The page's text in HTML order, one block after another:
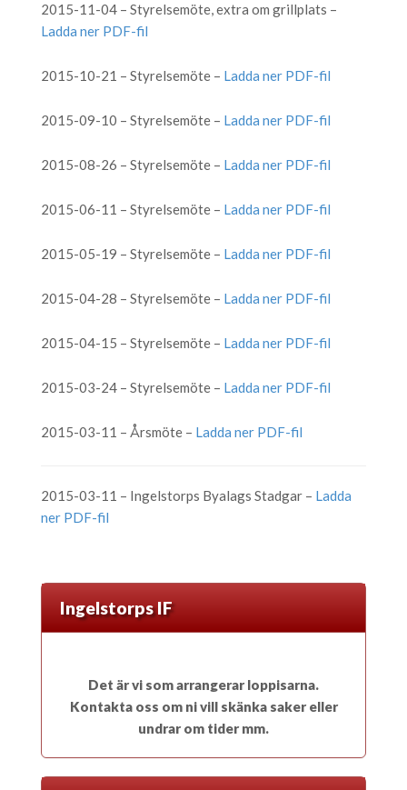
2015-11-04 – Styrelsemöte, extra om grillplats –
Ladda ner PDF-fil
2015-10-21 – Styrelsemöte – Ladda ner PDF-fil
2015-09-10 – Styrelsemöte – Ladda ner PDF-fil
2015-08-26 – Styrelsemöte – Ladda ner PDF-fil
2015-06-11 – Styrelsemöte – Ladda ner PDF-fil
2015-05-19 – Styrelsemöte – Ladda ner PDF-fil
2015-04-28 – Styrelsemöte – Ladda ner PDF-fil
2015-04-15 – Styrelsemöte – Ladda ner PDF-fil
2015-03-24 – Styrelsemöte – Ladda ner PDF-fil
2015-03-11 – Årsmöte – Ladda ner PDF-fil
2015-03-11 – Ingelstorps Byalags Stadgar – Ladda
ner PDF-fil
Ingelstorps IF
Det är vi som arrangerar loppisarna.
Kontakta oss om ni vill skänka saker eller
undrar om tider mm.